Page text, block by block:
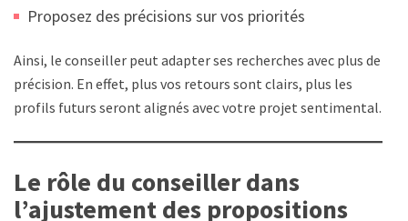
Proposez des précisions sur vos priorités
Ainsi, le conseiller peut adapter ses recherches avec plus de
précision. En effet, plus vos retours sont clairs, plus les
profils futurs seront alignés avec votre projet sentimental.
Le rôle du conseiller dans
l’ajustement des propositions